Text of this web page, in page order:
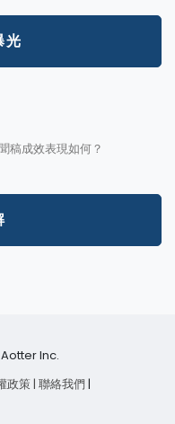
光
稿成效表現如何？
Inc.
政策| 聯絡我們 |